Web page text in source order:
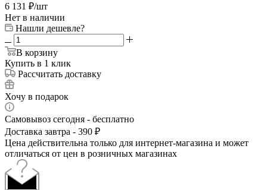
6 131 ₽/шт
Нет в наличии
Нашли дешевле?
В корзину
Купить в 1 клик
Рассчитать доставку
Хочу в подарок
Самовывоз сегодня - бесплатно
Доставка завтра - 390 ₽
Цена действительна только для интернет-магазина и может
отличаться от цен в розничных магазинах